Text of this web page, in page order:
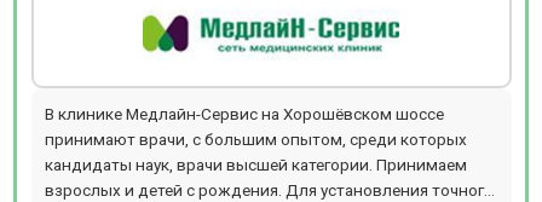
В клинике Медлайн-Сервис на Хорошёвском шоссе
принимают врачи, с большим опытом, среди которых
кандидаты наук, врачи высшей категории. Принимаем
взрослых и детей с рождения. Для установления точного